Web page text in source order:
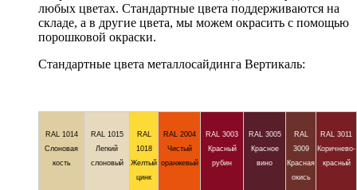
любых цветах. Стандартные цвета поддерживаются на
складе, а в другие цвета, мы можем окрасить с помощью
порошковой окраски.
Стандартные цвета металлосайдинга Вертикаль:
RAL 1014
Слоновая
кость
RAL 1015
Легкий
слоновый
RAL
1018
Желтый
цинк
RAL 2004
Чистый
оранжевый
RAL 3003
Красный
рубин
RAL 3005
Красное
вино
RAL
3009
Красная
окись
RAL 3011
Коричнево-
красный